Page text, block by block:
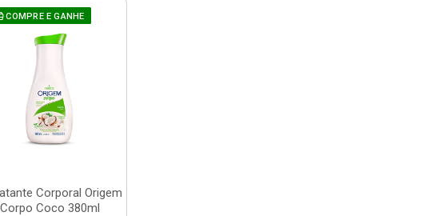
COMPRE E GANHE
Corporal Origem
Corpo Coco 380ml